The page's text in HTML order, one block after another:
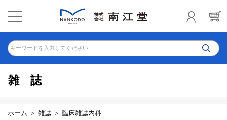
キーワードを入力してください
雑誌
ホーム 雑誌 臨床雑誌内科